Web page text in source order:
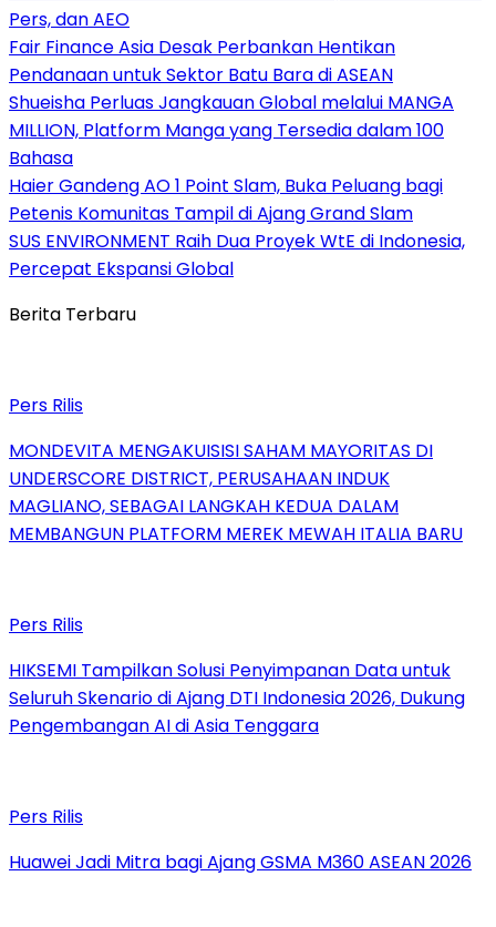
Pers, dan AEO
Fair Finance Asia Desak Perbankan Hentikan
Pendanaan untuk Sektor Batu Bara di ASEAN
Shueisha Perluas Jangkauan Global melalui MANGA
MILLION, Platform Manga yang Tersedia dalam 100
Bahasa
Haier Gandeng AO 1 Point Slam, Buka Peluang bagi
Petenis Komunitas Tampil di Ajang Grand Slam
SUS ENVIRONMENT Raih Dua Proyek WtE di Indonesia,
Percepat Ekspansi Global
Berita Terbaru
Pers Rilis
MONDEVITA MENGAKUISISI SAHAM MAYORITAS DI
UNDERSCORE DISTRICT, PERUSAHAAN INDUK
MAGLIANO, SEBAGAI LANGKAH KEDUA DALAM
MEMBANGUN PLATFORM MEREK MEWAH ITALIA BARU
Pers Rilis
HIKSEMI Tampilkan Solusi Penyimpanan Data untuk
Seluruh Skenario di Ajang DTI Indonesia 2026, Dukung
Pengembangan AI di Asia Tenggara
Pers Rilis
Huawei Jadi Mitra bagi Ajang GSMA M360 ASEAN 2026